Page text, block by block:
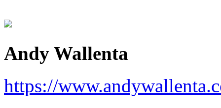
Andy Wallenta
https://